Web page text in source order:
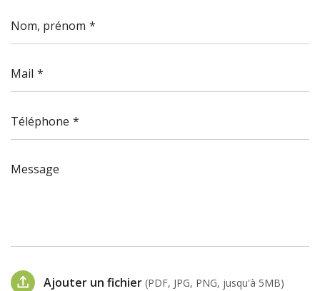
Nom, prénom
Mail
Téléphone
Message
Ajouter un fichier (PDF, JPG, PNG, jusqu'à 5MB)